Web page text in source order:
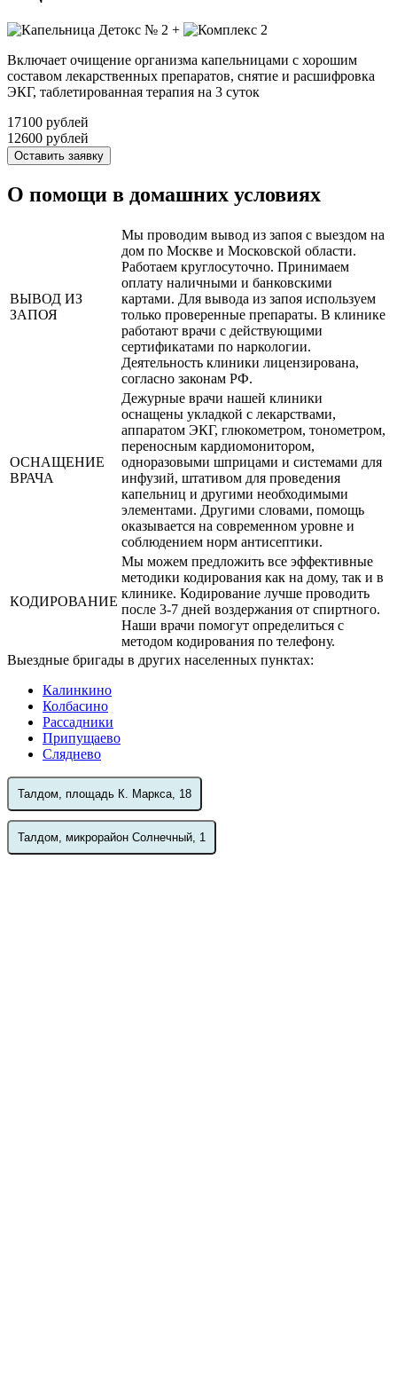
+
Включает очищение организма капельницами с хорошим
составом лекарственных препаратов, снятие и расшифровка
ЭКГ, таблетированная терапия на 3 суток
17100 рублей
12600 рублей
Оставить заявку
О помощи в домашних условиях
ВЫВОД ИЗ
ЗАПОЯ
Мы проводим вывод из запоя с выездом на
дом по Москве и Московской области.
Работаем круглосуточно. Принимаем
оплату наличными и банковскими
картами. Для вывода из запоя используем
только проверенные препараты. В клинике
работают врачи с действующими
сертификатами по наркологии.
Деятельность клиники лицензирована,
согласно законам РФ.
ОСНАЩЕНИЕ
ВРАЧА
Дежурные врачи нашей клиники
оснащены укладкой с лекарствами,
аппаратом ЭКГ, глюкометром, тонометром,
переносным кардиомонитором,
одноразовыми шприцами и системами для
инфузий, штативом для проведения
капельниц и другими необходимыми
элементами. Другими словами, помощь
оказывается на современном уровне и
соблюдением норм антисептики.
КОДИРОВАНИЕ
Мы можем предложить все эффективные
методики кодирования как на дому, так и в
клинике. Кодирование лучше проводить
после 3-7 дней воздержания от спиртного.
Наши врачи помогут определиться с
методом кодирования по телефону.
Выездные бригады в других населенных пунктах:
Калинкино
Колбасино
Рассадники
Припущаево
Сляднево
Талдом, площадь К. Маркса, 18
Талдом, микрорайон Солнечный, 1